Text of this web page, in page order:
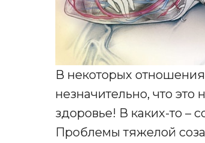
В некоторых
незначительно, что
здоровье! В каких-то –
Проблемы тяжелой